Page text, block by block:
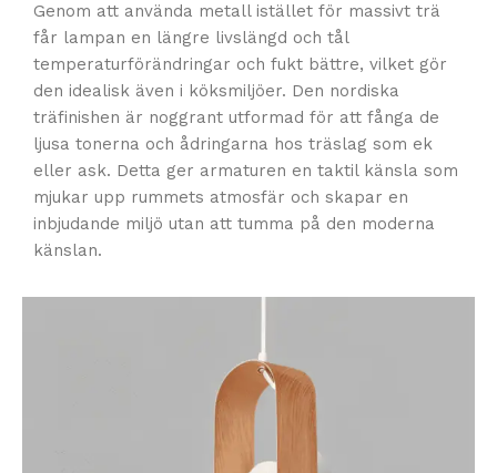
Genom att använda metall istället för massivt trä
får lampan en längre livslängd och tål
temperaturförändringar och fukt bättre, vilket gör
den idealisk även i köksmiljöer. Den nordiska
träfinishen är noggrant utformad för att fånga de
ljusa tonerna och ådringarna hos träslag som ek
eller ask. Detta ger armaturen en taktil känsla som
mjukar upp rummets atmosfär och skapar en
inbjudande miljö utan att tumma på den moderna
känslan.